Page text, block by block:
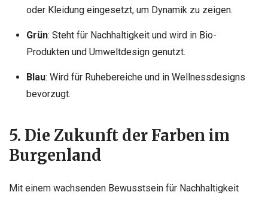
oder Kleidung eingesetzt, um Dynamik zu zeigen.
Grün: Steht für Nachhaltigkeit und wird in Bio-
Produkten und Umweltdesign genutzt.
Blau: Wird für Ruhebereiche und in Wellnessdesigns
bevorzugt.
5. Die Zukunft der Farben im
Burgenland
Mit einem wachsenden Bewusstsein für Nachhaltigkeit